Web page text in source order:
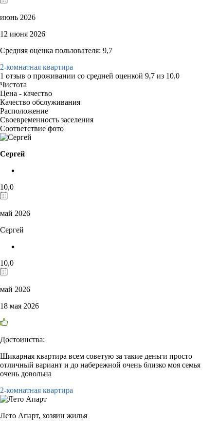
июнь 2026
12 июня 2026
Средняя оценка пользователя: 9,7
2-комнатная квартира
1 отзыв о проживании со средней оценкой 9,7 из 10,0
Чистота
Цена - качество
Качество обслуживания
Расположение
Своевременность заселения
Соответствие фото
Сергей
10,0
май 2026
Сергей
10,0
май 2026
18 мая 2026
Достоинства:
Шикарная квартира всем советую за такие деньги просто
отличный вариант и до набережной очень близко моя семья
очень довольна
2-комнатная квартира
Лето Апарт, хозяин жилья